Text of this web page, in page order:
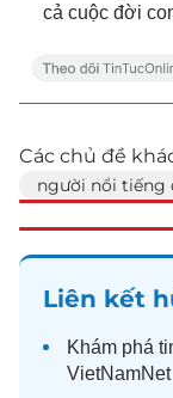
cả cuộc đời
Các chủ đề
người nổi tiếng
Liên kết
Khám phá
VietNamNet